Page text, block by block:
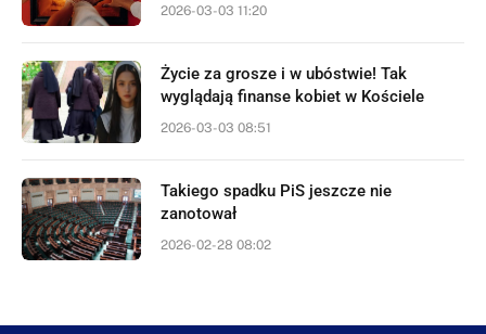
2026-03-03 11:20
Życie za grosze i w ubóstwie! Tak
wyglądają finanse kobiet w Kościele
2026-03-03 08:51
Takiego spadku PiS jeszcze nie
zanotował
2026-02-28 08:02